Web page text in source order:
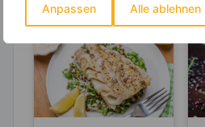
Anpassen Alle ablehnen